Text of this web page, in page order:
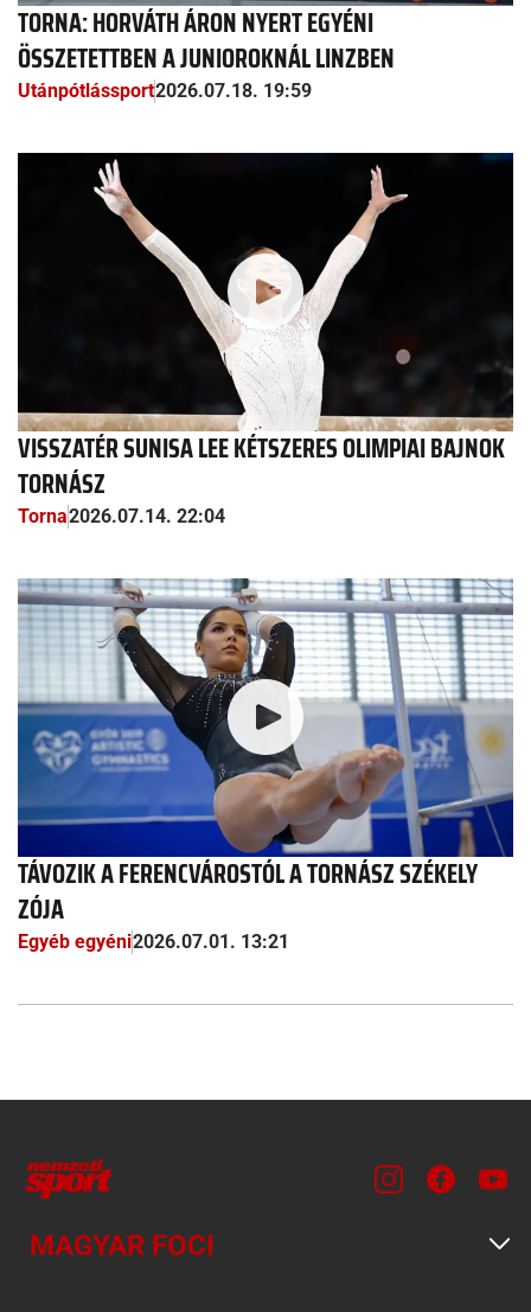
TORNA: HORVÁTH ÁRON NYERT EGYÉNI
ÖSSZETETTBEN A JUNIOROKNÁL LINZBEN
Utánpótlássport2026.07.18. 19:59
VISSZATÉR SUNISA LEE KÉTSZERES OLIMPIAI BAJNOK
TORNÁSZ
Torna2026.07.14. 22:04
TÁVOZIK A FERENCVÁROSTÓL A TORNÁSZ SZÉKELY
ZÓJA
Egyéb egyéni2026.07.01. 13:21
MAGYAR FOCI